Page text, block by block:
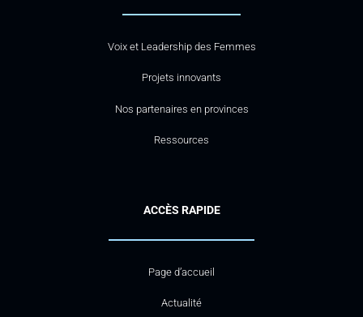
Voix et Leadership des Femmes
Projets innovants
Nos partenaires en provinces
Ressources
ACCÈS RAPIDE
Page d’accueil
Actualité